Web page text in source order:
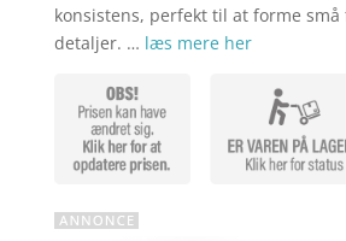
konsistens, perfekt til at forme
detaljer. … læs mere her